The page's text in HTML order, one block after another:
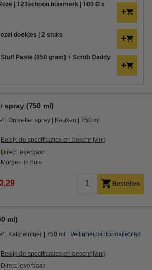
| 123schoon huismerk | 100 Ø x
doekjes | 2 stuks
Paste (850 gram) + Scrub Daddy
spray (750 ml)
Ontvetter spray Keuken 750 ml
Bekijk de specificaties en beschrijving
Direct leverbaar
Morgen in huis
Bestellen
ml)
Kalkreiniger 750 ml Veiligheidsinformatieblad
Bekijk de specificaties en beschrijving
Direct leverbaar